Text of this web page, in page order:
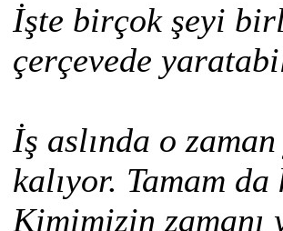
İşte birçok şeyi
çerçevede
İş aslında o
kalıyor. Tamam
Kimimizin zamanı